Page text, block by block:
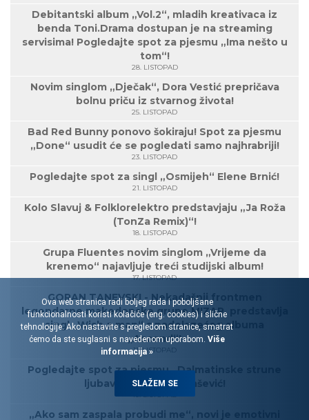
Debitantski album „Vol.2“, mladih kreativaca iz
benda Toni.Drama dostupan je na streaming
servisima! Pogledajte spot za pjesmu „Ima nešto u
tom“!
28. LISTOPAD
Novim singlom „Dječak“, Dora Vestić prepričava
bolnu priču iz stvarnog života!
25. LISTOPAD
Bad Red Bunny ponovo šokiraju! Spot za pjesmu
„Done“ usudit će se pogledati samo najhrabriji!
23. LISTOPAD
Pogledajte spot za singl „Osmijeh“ Elene Brnić!
21. LISTOPAD
Kolo Slavuj & Folklorelektro predstavjaju „Ja Roža
(TonZa Remix)“!
18. LISTOPAD
Grupa Fluentes novim singlom „Vrijeme da
krenemo“ najavljuje treći studijski album!
17. LISTOPAD
GORAN TANEVSKI - Nekadašnji frontmen
legendarne makedonske grupe MIZAR, predstavlja
singl „Wish a man“ s nadolazećeg albuma
„Ascend“!
11. LISTOPAD
Pogledajte spot za pjesmu „Dalmatinske strune
ljubavi“, Marine Tomašević!
„Ako sam zaspala probudi me“, novi je emotivni
Ova web stranica radi boljeg rada i poboljšane
funkcionalnosti koristi kolačiće (eng. cookies) i slične
tehnologije. Ako nastavite s pregledom stranice, smatrat
ćemo da ste suglasni s navedenom uporabom. Više
informacija »
SLAŽEM SE